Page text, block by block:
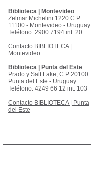
Biblioteca | Montevideo
Zelmar Michelini 1220 C.P
11100 - Montevideo - Uruguay
Teléfono: 2900 7194 int. 20
Contacto BIBLIOTECA |
Montevideo
Biblioteca | Punta del Este
Prado y Salt Lake, C.P 20100
Punta del Este - Uruguay
Teléfono: 4249 66 12 int. 103
Contacto BIBLIOTECA | Punta
del Este